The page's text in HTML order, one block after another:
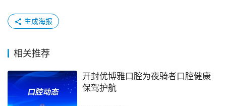
生成海报
相关推荐
开封优博雅口腔为夜骑者口腔健康
保驾护航